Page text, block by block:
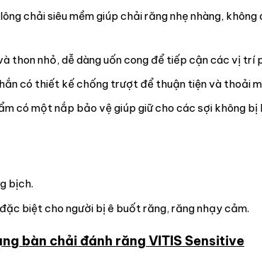
chải siêu mềm giúp chải răng nhẹ nhàng,
thon nhỏ, dễ dàng uốn cong để tiếp cận các vị trí
có thiết kế chống trượt để thuận tiện và thoải
có một nắp bảo vệ giúp giữ cho các sợi không
bịch.
biệt cho người bị ê buốt răng, răng nhạy cảm.
bàn chải đánh răng VITIS Sensitive